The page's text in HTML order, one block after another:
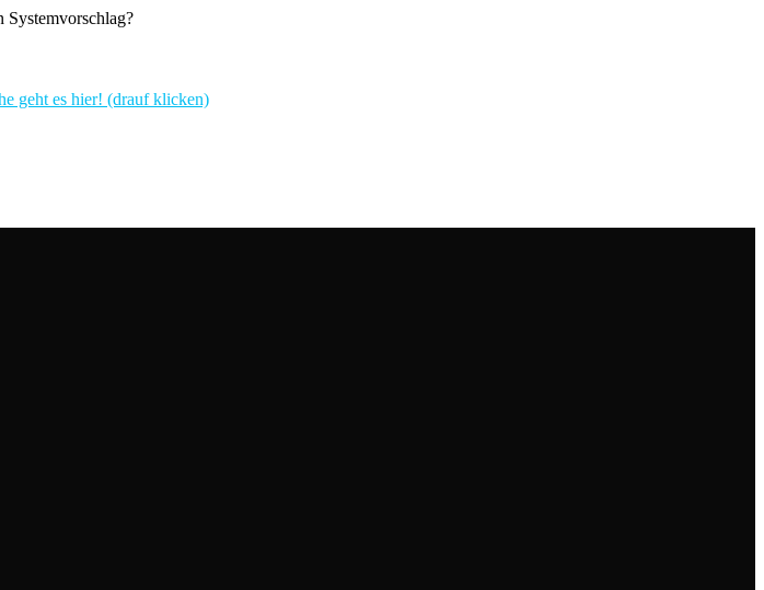
Systemvorschlag?
geht es hier! (drauf klicken)